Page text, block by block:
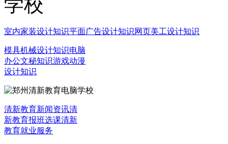
室内家装设计知识平面广告设计知识网页美工设计知识
模具机械设计知识电脑
办公文秘知识游戏动漫
设计知识
清新教育新闻资讯清
新教育报班选课清新
教育就业服务